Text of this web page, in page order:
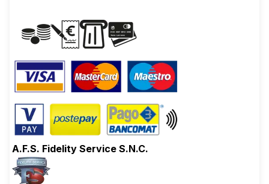
A.F.S. Fidelity Service S.N.C.